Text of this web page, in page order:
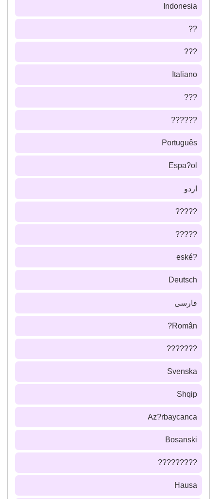
Indonesia
??
???
Italiano
???
??????
Português
Espa?ol
اردو
?????
?????
?eské
Deutsch
فارسى
Român?
???????
Svenska
Shqip
Az?rbaycanca
Bosanski
?????????
Hausa